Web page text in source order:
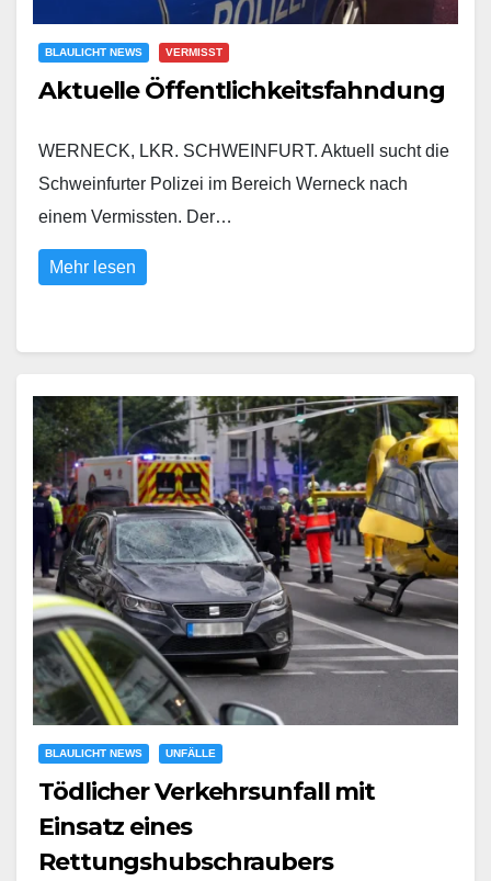
BLAULICHT NEWS VERMISST
Aktuelle Öffentlichkeitsfahndung
WERNECK, LKR. SCHWEINFURT. Aktuell sucht die
Schweinfurter Polizei im Bereich Werneck nach
einem Vermissten. Der…
Mehr lesen
BLAULICHT NEWS UNFÄLLE
Tödlicher Verkehrsunfall mit
Einsatz eines
Rettungshubschraubers